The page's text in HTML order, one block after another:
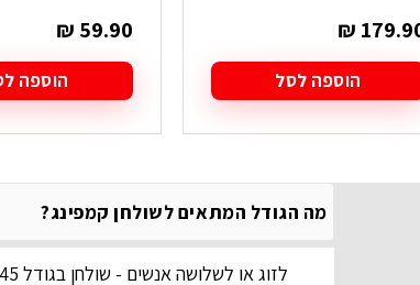
₪
הוספה לסל
₪ 59.90
הוספה
מה הגודל המתאים לשולחן קמפינג?